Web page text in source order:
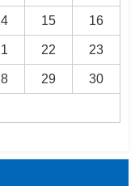
15 16
22 23
29 30